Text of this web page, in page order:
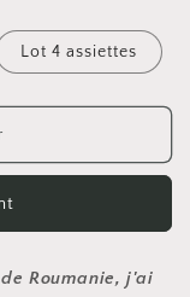
Lot 4 assiettes
Roumanie, j'ai